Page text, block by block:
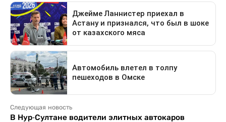
Следующая новость
В Нур-Султане водители элитных автокаров